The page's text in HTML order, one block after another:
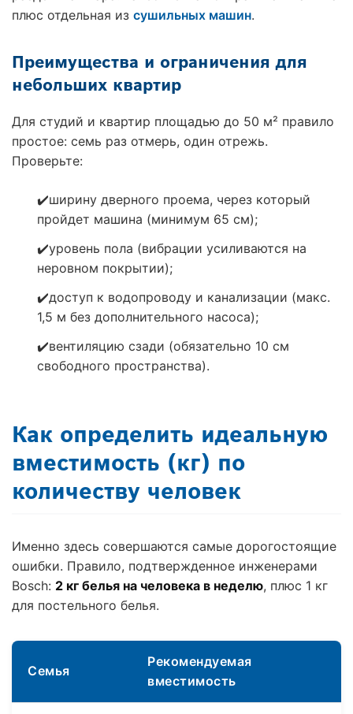
плюс отдельная из сушильных машин.
Преимущества и ограничения для
небольших квартир
Для студий и квартир площадью до 50 м² правило
простое: семь раз отмерь, один отрежь.
Проверьте:
✔️ширину дверного проема, через который
пройдет машина (минимум 65 см);
✔️уровень пола (вибрации усиливаются на
неровном покрытии);
✔️доступ к водопроводу и канализации (макс.
1,5 м без дополнительного насоса);
✔️вентиляцию сзади (обязательно 10 см
свободного пространства).
Как определить идеальную
вместимость (кг) по
количеству человек
Именно здесь совершаются самые дорогостоящие
ошибки. Правило, подтвержденное инженерами
Bosch: 2 кг белья на человека в неделю, плюс 1 кг
для постельного белья.
Семья
Рекомендуемая
вместимость